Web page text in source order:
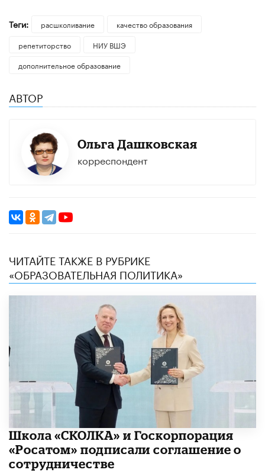
Теги: расшколивание
качество образования
репетиторство
НИУ ВШЭ
дополнительное образование
АВТОР
Ольга Дашковская
корреспондент
ЧИТАЙТЕ ТАКЖЕ В РУБРИКЕ
«ОБРАЗОВАТЕЛЬНАЯ ПОЛИТИКА»
Школа «СКОЛКА» и Госкорпорация
«Росатом» подписали соглашение о
сотрудничестве